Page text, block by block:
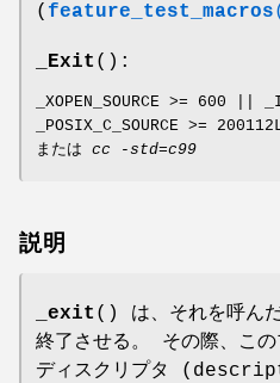
( feature_test_macros
_Exit ():
_XOPEN_SOURCE >= 600 ||
_POSIX_C_SOURCE >=
または cc -std=c99
説明
_exit () は、それを呼んだ
終了させる。 その際、こ
ディスクリプタ